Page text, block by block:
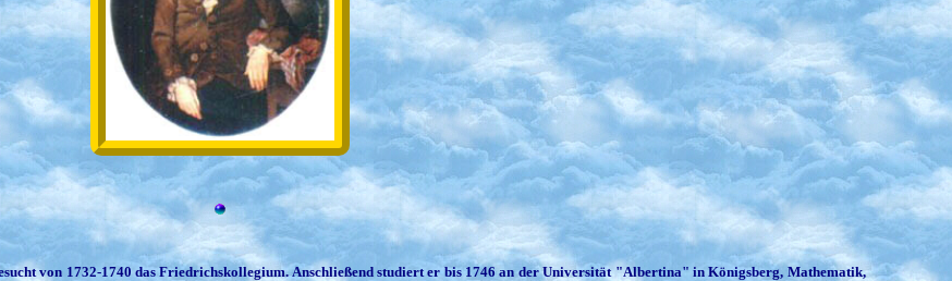
von 1732-1740 das Friedrichskollegium. Anschließend studiert er bis 1746 an der Universität "Albertina" in Königsberg, Mathematik,